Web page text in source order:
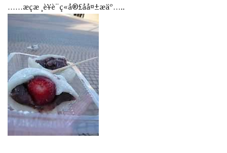
……æçæ¸è¥è¨ç«å®£åå¤±æäº…..